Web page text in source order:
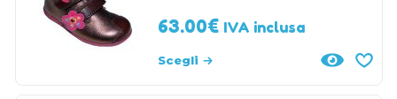
63.00€ IVA inclusa
Scegli